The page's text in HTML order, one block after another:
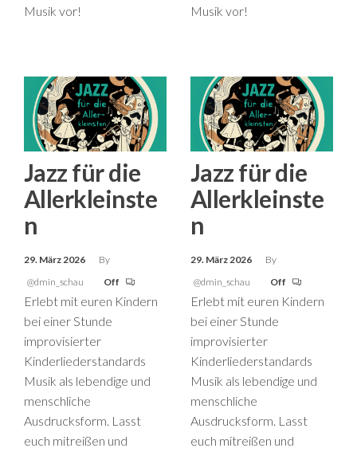
Musik vor!
Musik vor!
Jazz für die
Allerkleinste
n
29. März 2026
By
@dmin_schau
Off
Erlebt mit euren Kindern
bei einer Stunde
improvisierter
Kinderliederstandards
Musik als lebendige und
menschliche
Ausdrucksform. Lasst
euch mitreißen und
Jazz für die
Allerkleinste
n
29. März 2026
By
@dmin_schau
Off
Erlebt mit euren Kindern
bei einer Stunde
improvisierter
Kinderliederstandards
Musik als lebendige und
menschliche
Ausdrucksform. Lasst
euch mitreißen und